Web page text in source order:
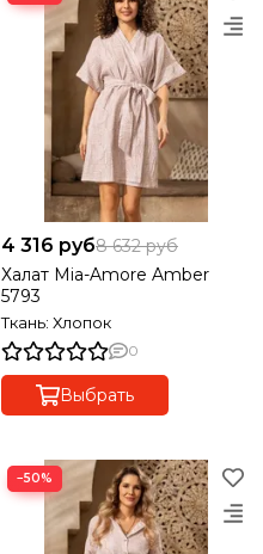
4 316 руб8 632 руб
Халат Mia-Amore Amber
5793
Ткань: Хлопок
0
Выбрать
−50%